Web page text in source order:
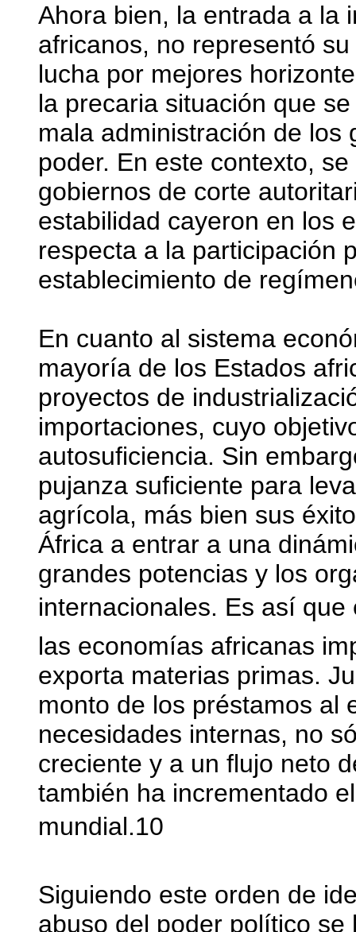
Ahora bien, la entrada a la
africanos, no representó
lucha por mejores
la precaria situación que
mala administración de los
poder. En este contexto,
gobiernos de corte
estabilidad cayeron en los
respecta a la participación
establecimiento de
En cuanto al sistema
mayoría de los Estados
proyectos de
importaciones, cuyo
autosuficiencia. Sin
pujanza suficiente para
agrícola, más bien sus
África a entrar a una
grandes potencias y los
internacionales. Es así que
las economías africanas
exporta materias primas.
monto de los préstamos al
necesidades internas, no
creciente y a un flujo neto
también ha incrementado
mundial.10
Siguiendo este orden de
abuso del poder político